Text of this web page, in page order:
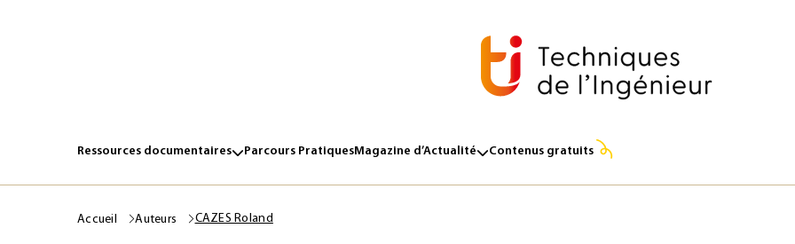
Ressources documentaires Parcours PratiquesMagazine d’Actualité Contenus gratuits
Accueil Auteurs CAZES Roland